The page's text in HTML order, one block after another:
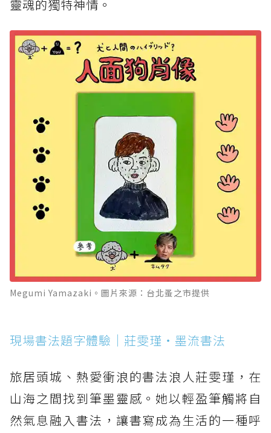
靈魂的獨特神情。
Megumi Yamazaki。圖片來源：台北蚤之市提供
現場書法題字體驗｜莊雯瑾・墨流書法
旅居頭城、熱愛衝浪的書法浪人莊雯瑾，在
山海之間找到筆墨靈感。她以輕盈筆觸將自
然氣息融入書法，讓書寫成為生活的一種呼